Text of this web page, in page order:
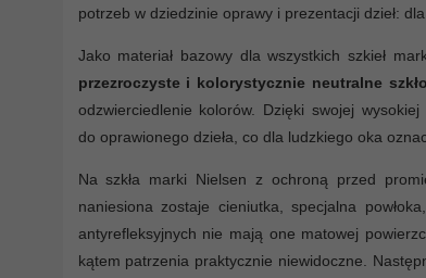
potrzeb w dziedzinie oprawy i prezentacji dzieł:
Jako materiał bazowy dla wszystkich szkieł
przezroczyste i kolorystycznie neutralne
odzwierciedlenie kolorów. Dzięki swojej
do oprawionego dzieła, co dla ludzkiego oka
Na szkła marki Nielsen z ochroną przed
naniesiona zostaje cieniutka, specjalna
antyrefleksyjnych nie mają one matowej
kątem patrzenia praktycznie niewidoczne.